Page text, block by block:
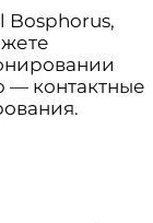
Bosphorus,
— контактные